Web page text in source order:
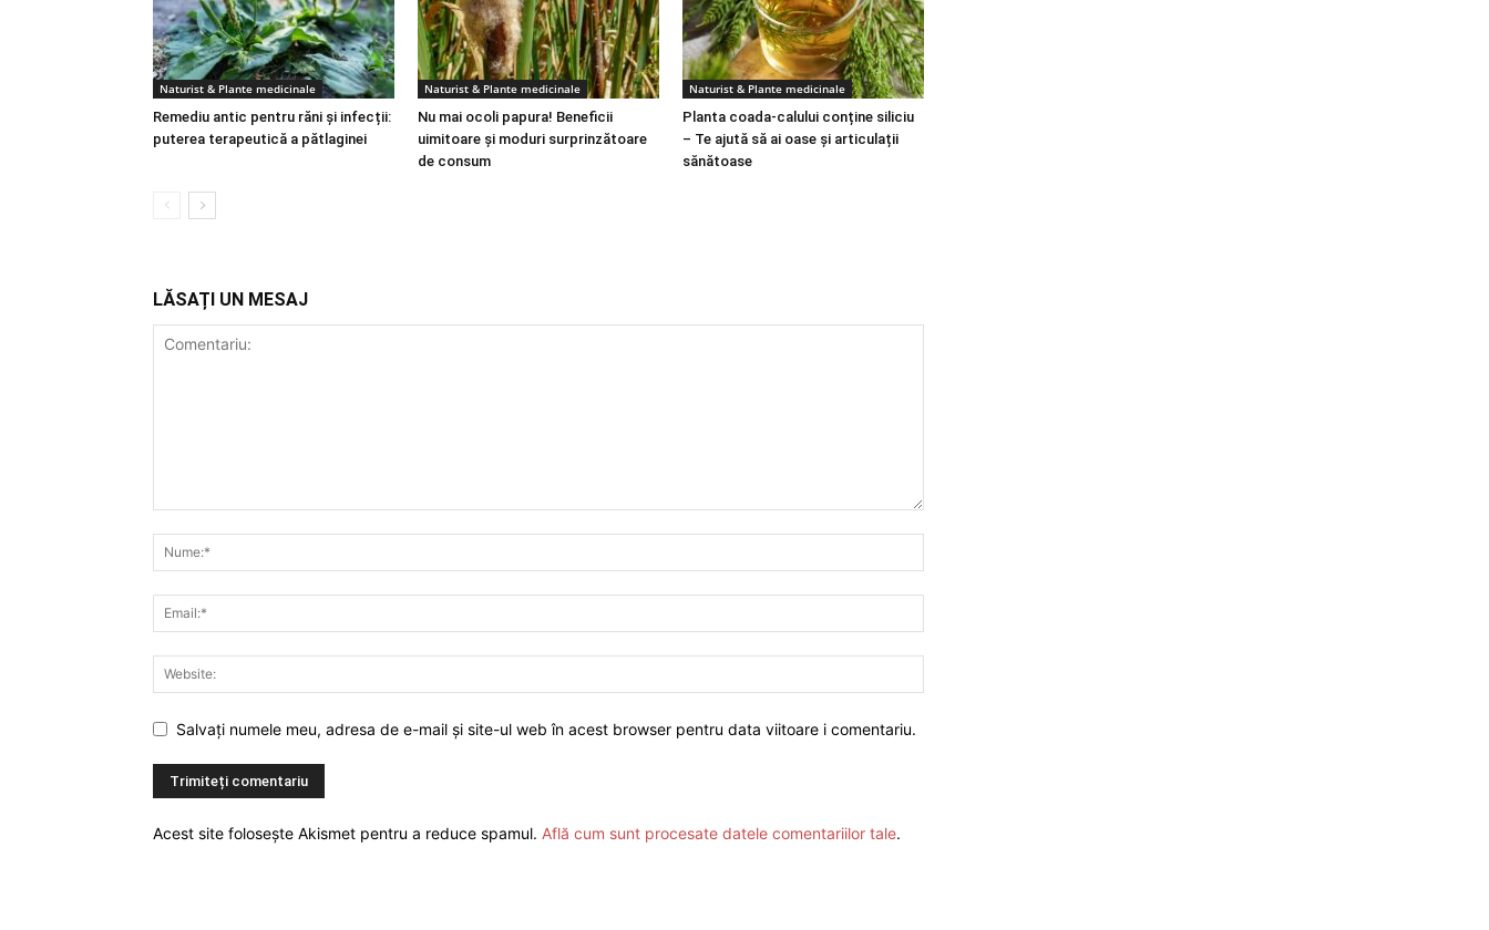
Naturist & Plante medicinale
Remediu antic pentru răni și infecții:
puterea terapeutică a pătlaginei
Naturist & Plante medicinale
Nu mai ocoli papura! Beneficii
uimitoare și moduri surprinzătoare
de consum
Naturist & Plante medicinale
Planta coada-calului conține siliciu
– Te ajută să ai oase și articulații
sănătoase
LĂSAȚI UN MESAJ
Salvați numele meu, adresa de e-mail și site-ul web în acest browser pentru data viitoare i comentariu.
Acest site folosește Akismet pentru a reduce spamul. Află cum sunt procesate datele comentariilor tale.